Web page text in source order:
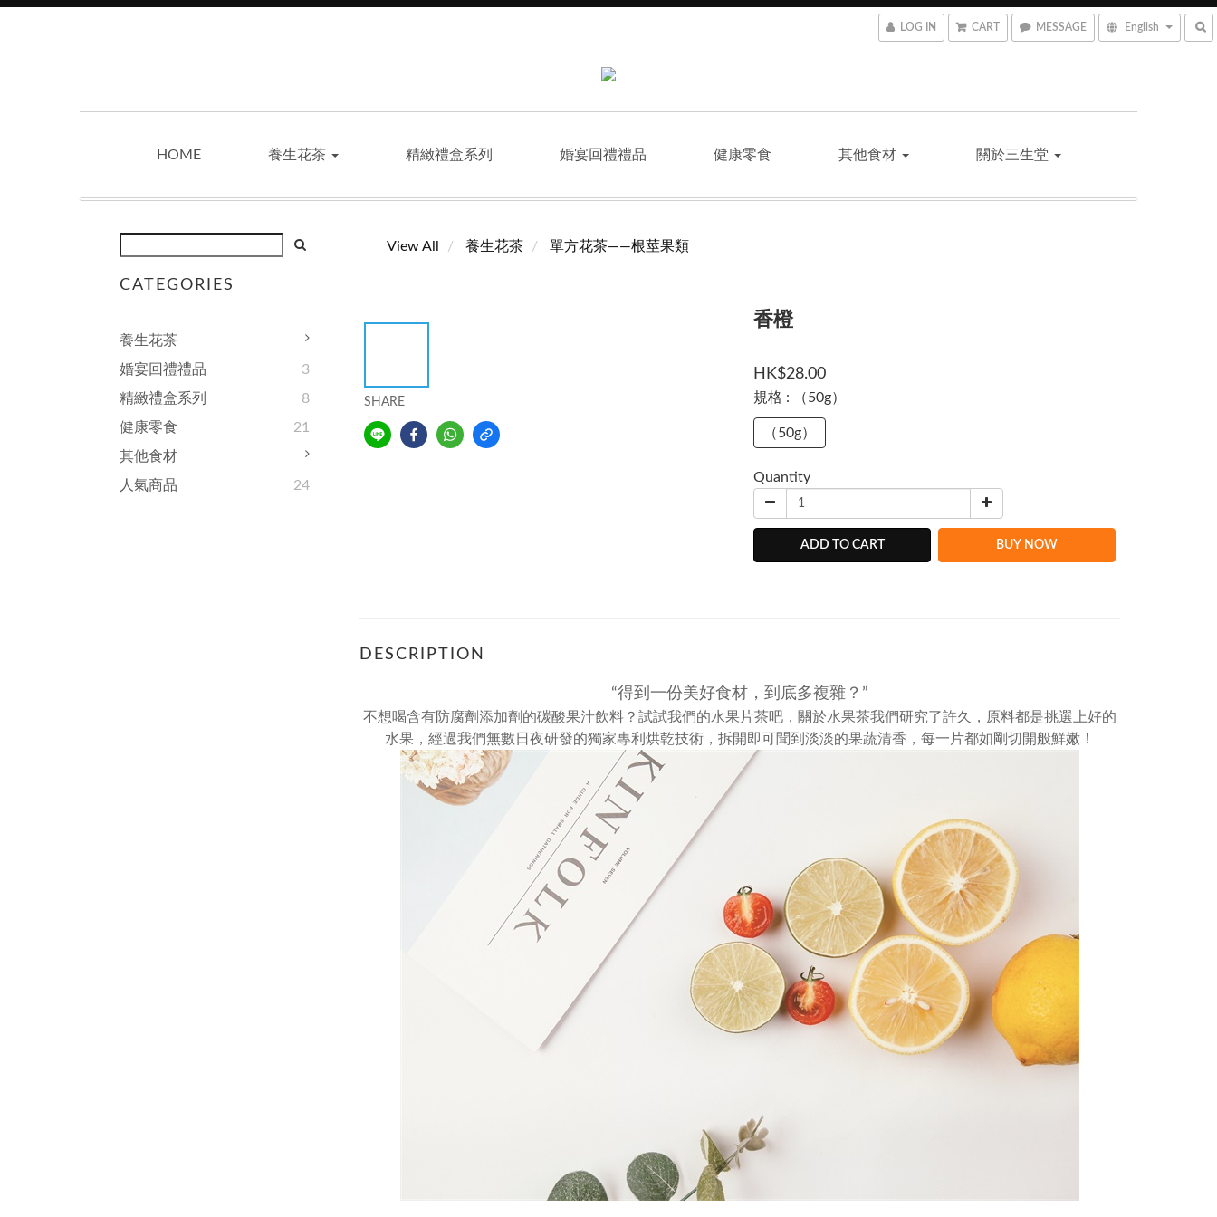
LOG IN CART MESSAGE English
HOME 養生花茶 精緻禮盒系列 婚宴回禮禮品 健康零食 其他食材 關於三生堂
CATEGORIES
養生花茶
婚宴回禮禮品
3
精緻禮盒系列
8
健康零食
21
其他食材
人氣商品
24
View All 養生花茶 單方花茶——根莖果類
SHARE
香橙
HK$28.00
規格 : （50g）
（50g）
Quantity
ADD TO CART BUY NOW
DESCRIPTION
“得到一份美好食材，到底多複雜？”
不想喝含有防腐劑添加劑的碳酸果汁飲料？試試我們的水果片茶吧，關於水果茶我們研究了許久，原料都是挑選上好的
水果， 經過我們無數日夜研發的獨家專利烘乾技術， 拆開即可聞到淡淡的果蔬清香，每一片都如剛切開般鮮嫩！